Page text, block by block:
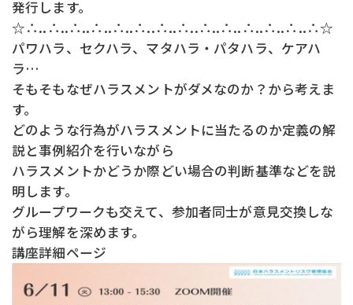
発行します。
☆∴..∴..∴..∴..∴..∴..∴..∴..∴..∴..∴..∴..∴..∴☆
パワハラ、セクハラ、マタハラ・パタハラ、ケアハ
ラ…
そもそもなぜハラスメントがダメなのか？から考えま
す。
どのような行為がハラスメントに当たるのか定義の解
説と事例紹介を行いながら
ハラスメントかどうか際どい場合の判断基準などを説
明します。
グループワークも交えて、参加者同士が意見交換しな
がら理解を深めます。
講座詳細ページ